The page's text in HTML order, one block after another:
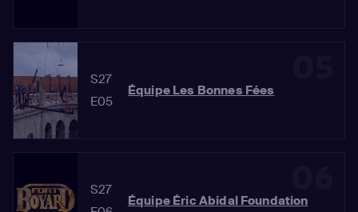
S27
E05
Équipe Les Bonnes Fées
S27
Équipe Éric Abidal Foundation